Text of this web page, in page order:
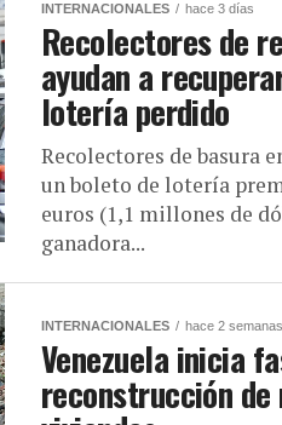
INTERNACIONALES hace 3 días
Recolectores de
ayudan a
lotería perdido
Recolectores de basura
un boleto de lotería
euros (1,1 millones de
ganadora...
INTERNACIONALES hace 2 semanas
Venezuela inicia
reconstrucción de